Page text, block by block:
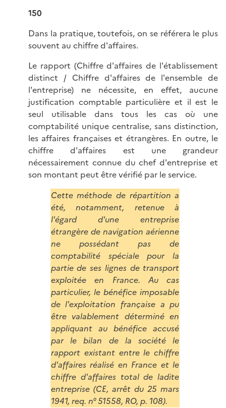
150
Dans la pratique, toutefois, on se référera le plus
souvent au chiffre d'affaires.
Le rapport (Chiffre d'affaires de l'établissement
distinct / Chiffre d'affaires de l'ensemble de
l'entreprise) ne nécessite, en effet, aucune
justification comptable particulière et il est le
seul utilisable dans tous les cas où une
comptabilité unique centralise, sans distinction,
les affaires françaises et étrangères. En outre, le
chiffre d'affaires est une grandeur
nécessairement connue du chef d'entreprise et
son montant peut être vérifié par le service.
Cette méthode de répartition a
été, notamment, retenue à
l'égard d'une entreprise
étrangère de navigation aérienne
ne possédant pas de
comptabilité spéciale pour la
partie de ses lignes de transport
exploitée en France. Au cas
particulier, le bénéfice imposable
de l'exploitation française a pu
être valablement déterminé en
appliquant au bénéfice accusé
par le bilan de la société le
rapport existant entre le chiffre
d'affaires réalisé en France et le
chiffre d'affaires total de ladite
entreprise (CE, arrêt du 25 mars
1941, req. n° 51558, RO, p. 108).